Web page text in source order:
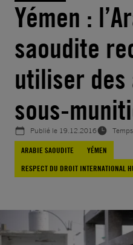
Yémen :
saoudite
utiliser des
sous-
Publié le 19.12.2016
ARABIE SAOUDITE
YÉMEN
RESPECT DU DROIT INTERNATIONAL